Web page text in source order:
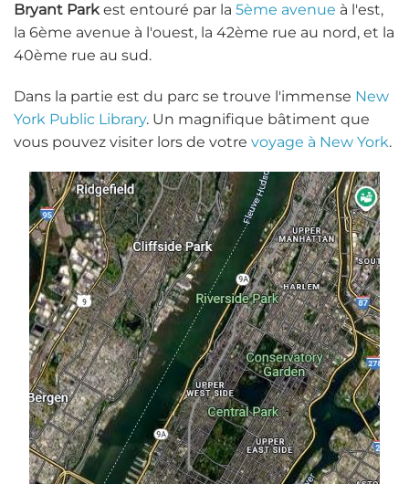
Bryant Parkest entouré par la 5ème avenue à l'est,
la 6ème avenue à l'ouest, la 42ème rue au nord, et la
40ème rue au sud.
Dans la partie est du parc se trouve l'immense New
York Public Library. Un magnifique bâtiment que
vous pouvez visiter lors de votre voyage à New York.